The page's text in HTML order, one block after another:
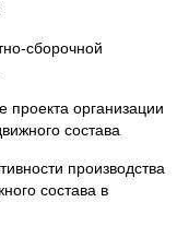
сборочной
проекта организации
состава
производства
состава в